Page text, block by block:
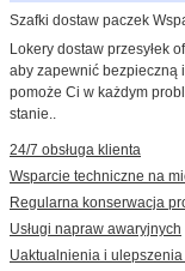
Szafki dostaw paczek
Lokery dostaw przesyłek
aby zapewnić bezpieczną
pomoże Ci w każdym
stanie..
24/7 obsługa klienta
Wsparcie techniczne na
Regularna konserwacja
Usługi napraw awaryjnych
Uaktualnienia i